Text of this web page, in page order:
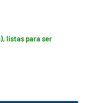
listas para ser